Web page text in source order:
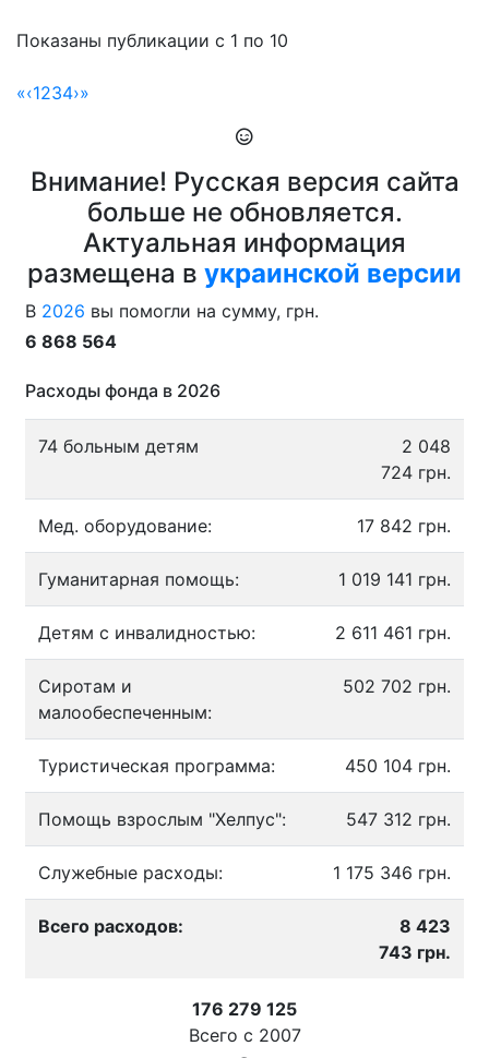
Показаны публикации с 1 по 10
«‹1234›»
Внимание! Русская версия сайта
больше не обновляется.
Актуальная информация
размещена в украинской версии
В 2026 вы помогли на сумму, грн.
6 868 564
Расходы фонда в 2026
74 больным детям
2 048
724 грн.
Мед. оборудование: 17 842 грн.
Гуманитарная помощь: 1 019 141 грн.
Детям с инвалидностью: 2 611 461 грн.
Сиротам и
малообеспеченным:
502 702 грн.
Туристическая программа: 450 104 грн.
Помощь взрослым "Хелпус": 547 312 грн.
Служебные расходы: 1 175 346 грн.
Всего расходов:
8 423
743 грн.
176 279 125
Всего с 2007